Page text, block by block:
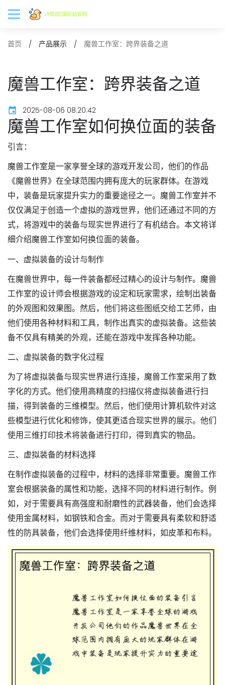
首页 产品展示 魔兽工作室：跨界装备之道
魔兽工作室：跨界装备之道
2025-08-06 08:20:42
魔兽工作室如何换位面的装备
引言：
魔兽工作室是一家享誉全球的游戏开发公司，他们的作品
《魔兽世界》在全球范围内拥有庞大的玩家群体。在游戏
中，装备是玩家提升实力的重要途径之一。魔兽工作室并不
仅仅满足于创造一个虚拟的游戏世界，他们还通过不同的方
式，将游戏中的装备与现实世界进行了有机结合。本文将详
细介绍魔兽工作室如何换位面的装备。
一、虚拟装备的设计与制作
在魔兽世界中，每一件装备都经过精心的设计与制作。魔兽
工作室的设计师会根据游戏的设定和玩家需求，绘制出装备
的外观图和效果图。然后，他们将这些图纸交给工艺师，由
他们使用各种材料和工具，制作出真实的虚拟装备。这些装
备不仅具有精美的外观，还能在游戏中发挥各种功能。
二、虚拟装备的数字化过程
为了将虚拟装备与现实世界进行连接，魔兽工作室采用了数
字化的方式。他们使用高精度的扫描仪将虚拟装备进行扫
描，得到装备的三维模型。然后，他们使用计算机软件对这
些模型进行优化和修饰，使其更适合现实世界的展示。他们
使用三维打印技术将装备进行打印，得到真实的物品。
三、虚拟装备的材料选择
在制作虚拟装备的过程中，材料的选择非常重要。魔兽工作
室会根据装备的属性和功能，选择不同的材料进行制作。例
如，对于需要具有高强度和耐磨性的武器装备，他们会选择
使用金属材料，如钢铁和合金。而对于需要具有柔软和舒适
性的防具装备，他们会选择使用纤维材料，如皮革和布料。